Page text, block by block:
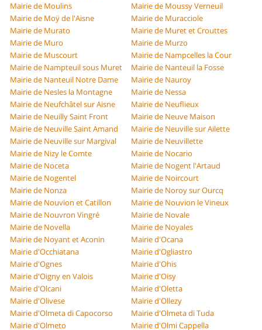
Mairie de Moulins
Mairie de Moussy Verneuil
Mairie de Moÿ de l'Aisne
Mairie de Muracciole
Mairie de Murato
Mairie de Muret et Crouttes
Mairie de Muro
Mairie de Murzo
Mairie de Muscourt
Mairie de Nampcelles la Cour
Mairie de Nampteuil sous Muret
Mairie de Nanteuil la Fosse
Mairie de Nanteuil Notre Dame
Mairie de Nauroy
Mairie de Nesles la Montagne
Mairie de Nessa
Mairie de Neufchâtel sur Aisne
Mairie de Neuflieux
Mairie de Neuilly Saint Front
Mairie de Neuve Maison
Mairie de Neuville Saint Amand
Mairie de Neuville sur Ailette
Mairie de Neuville sur Margival
Mairie de Neuvillette
Mairie de Nizy le Comte
Mairie de Nocario
Mairie de Noceta
Mairie de Nogent l'Artaud
Mairie de Nogentel
Mairie de Noircourt
Mairie de Nonza
Mairie de Noroy sur Ourcq
Mairie de Nouvion et Catillon
Mairie de Nouvion le Vineux
Mairie de Nouvron Vingré
Mairie de Novale
Mairie de Novella
Mairie de Noyales
Mairie de Noyant et Aconin
Mairie d'Ocana
Mairie d'Occhiatana
Mairie d'Ogliastro
Mairie d'Ognes
Mairie d'Ohis
Mairie d'Oigny en Valois
Mairie d'Oisy
Mairie d'Olcani
Mairie d'Oletta
Mairie d'Olivese
Mairie d'Ollezy
Mairie d'Olmeta di Capocorso
Mairie d'Olmeta di Tuda
Mairie d'Olmeto
Mairie d'Olmi Cappella